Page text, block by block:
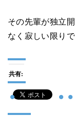
その先輩が独立
なく寂しい限りで
共有: